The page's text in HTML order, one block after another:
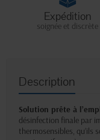
Expédition
soignée et discrète
Description
Solution prête à
désinfection finale par
thermosensibles, qu’ils